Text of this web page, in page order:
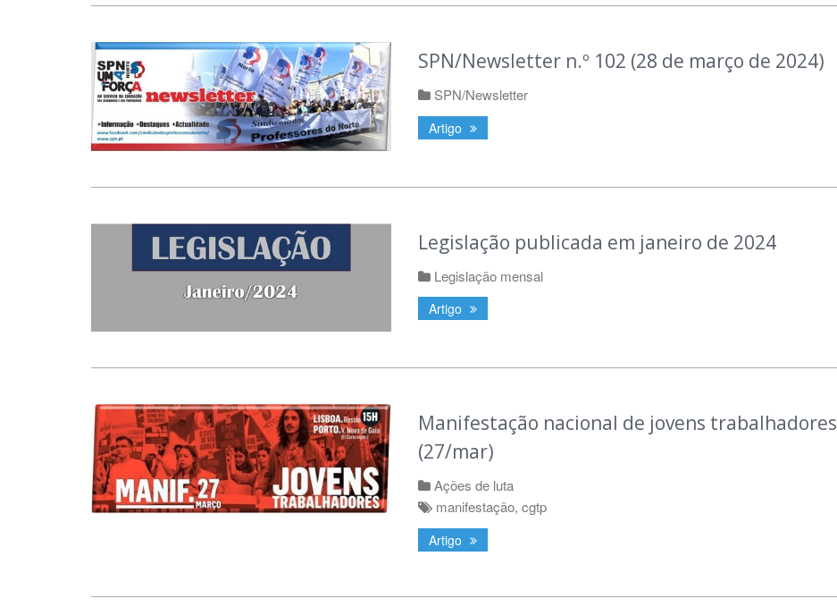
SPN/Newsletter n.º 102 (28 de março de 2024)
SPN/Newsletter
Artigo
Legislação publicada em janeiro de 2024
Legislação mensal
Artigo
Manifestação nacional de jovens trabalhadores
(27/mar)
Ações de luta
manifestação, cgtp
Artigo